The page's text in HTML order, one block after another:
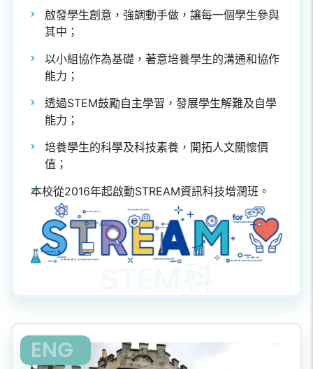
啟發學生創意，強調動手做，讓每一個學生參與
其中；
以小組協作為基礎，著意培養學生的溝通和協作
能力；
透過STEM鼓勵自主學習，發展學生解難及自學
能力；
培養學生的科學及科技素養，開拓人文關懷價
值；
本校從2016年起啟動STREAM資訊科技增潤班 ​。
ENG